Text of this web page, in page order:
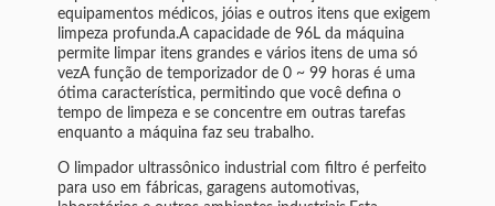
equipamentos médicos, jóias e outros itens que exigem
limpeza profunda.A capacidade de 96L da máquina
permite limpar itens grandes e vários itens de uma só
vezA função de temporizador de 0 ~ 99 horas é uma
ótima característica, permitindo que você defina o
tempo de limpeza e se concentre em outras tarefas
enquanto a máquina faz seu trabalho.
O limpador ultrassônico industrial com filtro é perfeito
para uso em fábricas, garagens automotivas,